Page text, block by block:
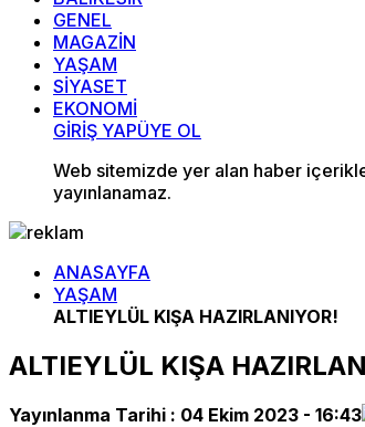
GENEL
MAGAZİN
YAŞAM
SİYASET
EKONOMİ
GİRİŞ YAPÜYE OL
Web sitemizde yer alan haber
yayınlanamaz.
ANASAYFA
YAŞAM
ALTIEYLÜL KIŞA HAZIRLANIYOR!
ALTIEYLÜL KIŞA
Yayınlanma Tarihi : 04 Ekim 2023 - 16:43